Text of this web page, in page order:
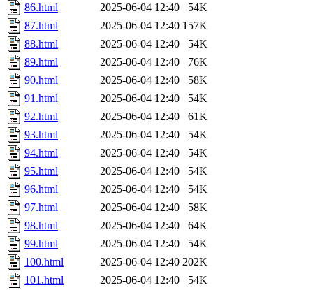
86.html
2025-06-04 12:40
54K
87.html
2025-06-04 12:40 157K
88.html
2025-06-04 12:40
54K
89.html
2025-06-04 12:40
76K
90.html
2025-06-04 12:40
58K
91.html
2025-06-04 12:40
54K
92.html
2025-06-04 12:40
61K
93.html
2025-06-04 12:40
54K
94.html
2025-06-04 12:40
54K
95.html
2025-06-04 12:40
54K
96.html
2025-06-04 12:40
54K
97.html
2025-06-04 12:40
58K
98.html
2025-06-04 12:40
64K
99.html
2025-06-04 12:40
54K
100.html
2025-06-04 12:40 202K
101.html
2025-06-04 12:40
54K